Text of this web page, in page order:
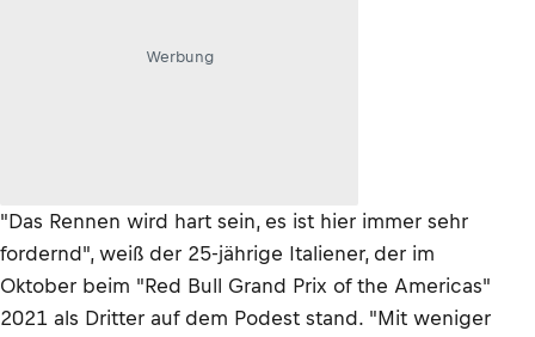
Werbung
"Das Rennen wird hart sein, es ist hier immer sehr
fordernd", weiß der 25-jährige Italiener, der im
Oktober beim "Red Bull Grand Prix of the Americas"
2021 als Dritter auf dem Podest stand. "Mit weniger